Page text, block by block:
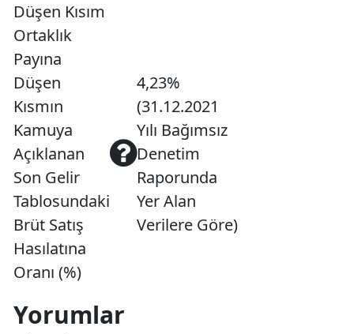
Düşen Kısım
Ortaklık
Payına
Düşen
Kısmın
Kamuya
Açıklanan
Son Gelir
Tablosundaki
Brüt Satış
Hasılatına
Oranı (%)
4,23%
(31.12.2021
Yılı Bağımsız
Denetim
Raporunda
Yer Alan
Verilere Göre)
Yorumlar